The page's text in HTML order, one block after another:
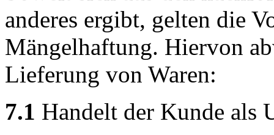
anderes ergibt, gelten die
Mängelhaftung. Hiervon
Lieferung von Waren:
7.1 Handelt der Kunde als